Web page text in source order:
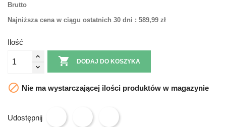
Brutto
Najniższa cena w ciągu ostatnich 30 dni : 589,99 zł
Ilość
 DODAJ DO KOSZYKA
 Nie ma wystarczającej ilości produktów w magazynie
Udostępnij